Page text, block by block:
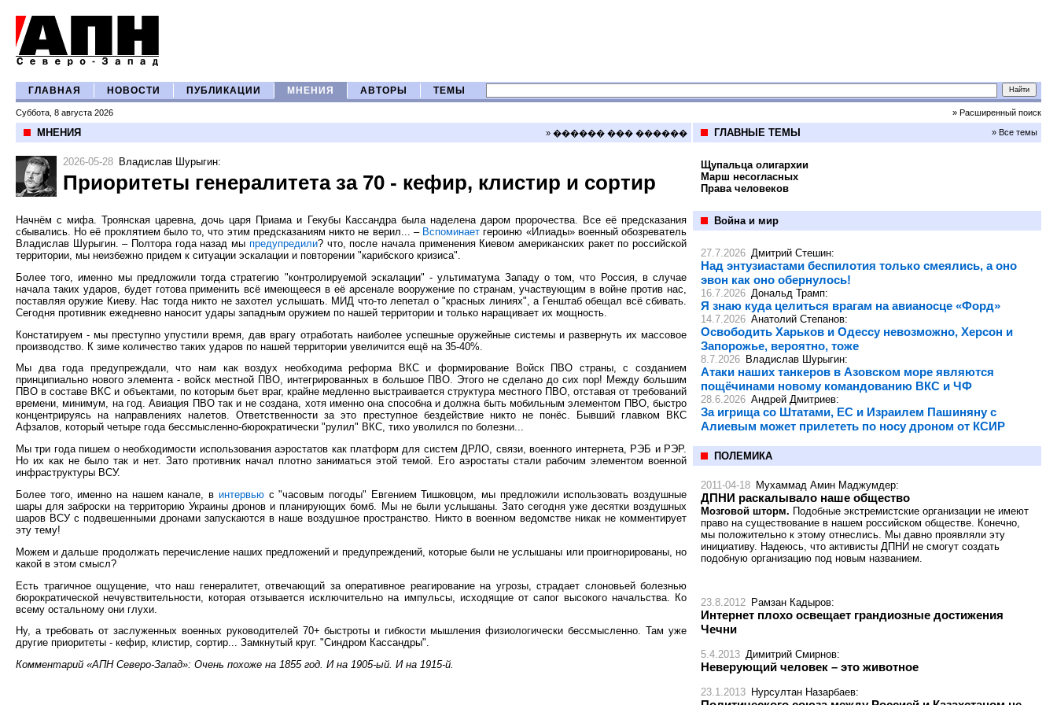
ГЛАВНАЯ НОВОСТИ ПУБЛИКАЦИИ МНЕНИЯ АВТОРЫ ТЕМЫ
Суббота, 8 августа 2026 » Расширенный поиск
МНЕНИЯ » ������ ��� ������
2026-05-28 Владислав Шурыгин:
Приоритеты генералитета за 70 - кефир, клистир и сортир
Начнём с мифа. Троянская царевна, дочь царя Приама и Гекубы Кассандра была наделена даром пророчества. Все её предсказания
сбывались. Но её проклятием было то, что этим предсказаниям никто не верил... – Вспоминает героиню «Илиады» военный обозреватель
Владислав Шурыгин. – Полтора года назад мы предупредили? что, после начала применения Киевом американских ракет по российской
территории, мы неизбежно придем к ситуации эскалации и повторении "карибского кризиса".
Более того, именно мы предложили тогда стратегию "контролируемой эскалации" - ультиматума Западу о том, что Россия, в случае
начала таких ударов, будет готова применить всё имеющееся в её арсенале вооружение по странам, участвующим в войне против нас,
поставляя оружие Киеву. Нас тогда никто не захотел услышать. МИД что-то лепетал о "красных линиях", а Генштаб обещал всё сбивать.
Сегодня противник ежедневно наносит удары западным оружием по нашей территории и только наращивает их мощность.
Констатируем - мы преступно упустили время, дав врагу отработать наиболее успешные оружейные системы и развернуть их массовое
производство. К зиме количество таких ударов по нашей территории увеличится ещё на 35-40%.
Мы два года предупреждали, что нам как воздух необходима реформа ВКС и формирование Войск ПВО страны, с созданием
принципиально нового элемента - войск местной ПВО, интегрированных в большое ПВО. Этого не сделано до сих пор! Между большим
ПВО в составе ВКС и объектами, по которым бьет враг, крайне медленно выстраивается структура местного ПВО, отставая от требований
времени, минимум, на год. Авиация ПВО так и не создана, хотя именно она способна и должна быть мобильным элементом ПВО, быстро
концентрируясь на направлениях налетов. Ответственности за это преступное бездействие никто не понёс. Бывший главком ВКС
Афзалов, который четыре года бессмысленно-бюрократически "рулил" ВКС, тихо уволился по болезни...
Мы три года пишем о необходимости использования аэростатов как платформ для систем ДРЛО, связи, военного интернета, РЭБ и РЭР.
Но их как не было так и нет. Зато противник начал плотно заниматься этой темой. Его аэростаты стали рабочим элементом военной
инфраструктуры ВСУ.
Более того, именно на нашем канале, в интервьюс "часовым погоды" Евгением Тишковцом, мы предложили использовать воздушные
шары для заброски на территорию Украины дронов и планирующих бомб. Мы не были услышаны. Зато сегодня уже десятки воздушных
шаров ВСУ с подвешенными дронами запускаются в наше воздушное пространство. Никто в военном ведомстве никак не комментирует
эту тему!
Можем и дальше продолжать перечисление наших предложений и предупреждений, которые были не услышаны или проигнорированы, но
какой в этом смысл?
Есть трагичное ощущение, что наш генералитет, отвечающий за оперативное реагирование на угрозы, страдает слоновьей болезнью
бюрократической нечувствительности, которая отзывается исключительно на импульсы, исходящие от сапог высокого начальства. Ко
всему остальному они глухи.
Ну, а требовать от заслуженных военных руководителей 70+ быстроты и гибкости мышления физиологически бессмысленно. Там уже
другие приоритеты - кефир, клистир, сортир... Замкнутый круг. "Синдром Кассандры".
Комментарий «АПН Северо-Запад»: Очень похоже на 1855 год. И на 1905-ый. И на 1915-й.
ГЛАВНЫЕ ТЕМЫ » Все темы
Щупальца олигархии
Марш несогласных
Права человеков
Война и мир
27.7.2026 Дмитрий Стешин:
Над энтузиастами беспилотия только смеялись, а оно
эвон как оно обернулось!
16.7.2026 Дональд Трамп:
Я знаю куда целиться врагам на авианосце «Форд»
14.7.2026 Анатолий Степанов:
Освободить Харьков и Одессу невозможно, Херсон и
Запорожье, вероятно, тоже
8.7.2026 Владислав Шурыгин:
Атаки наших танкеров в Азовском море являются
пощёчинами новому командованию ВКС и ЧФ
28.6.2026 Андрей Дмитриев:
За игрища со Штатами, ЕС и Израилем Пашиняну с
Алиевым может прилететь по носу дроном от КСИР
ПОЛЕМИКА
2011-04-18 Мухаммад Амин Маджумдер:
ДПНИ раскалывало наше общество
Мозговой шторм. Подобные экстремистские организации не имеют
право на существование в нашем российском обществе. Конечно,
мы положительно к этому отнеслись. Мы давно проявляли эту
инициативу. Надеюсь, что активисты ДПНИ не смогут создать
подобную организацию под новым названием.
23.8.2012 Рамзан Кадыров:
Интернет плохо освещает грандиозные достижения
Чечни
5.4.2013 Димитрий Смирнов:
Неверующий человек – это животное
23.1.2013 Нурсултан Назарбаев: